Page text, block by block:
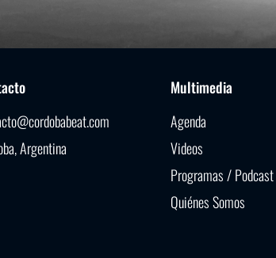
Argentina
Multimedia
Agenda
Videos
Programas / Podcast
Quiénes Somos